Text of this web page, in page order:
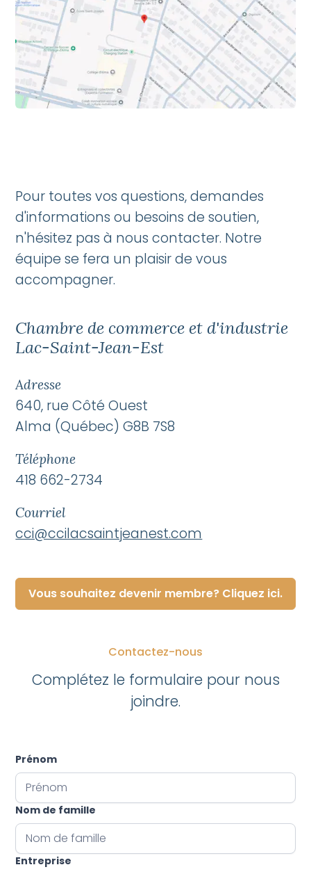
Pour toutes vos questions, demandes
d'informations ou besoins de soutien,
n'hésitez pas à nous contacter. Notre
équipe se fera un plaisir de vous
accompagner.
Chambre de commerce et d'industrie
Lac-Saint-Jean-Est
Adresse
640, rue Côté Ouest
Alma (Québec) G8B 7S8
Téléphone
418 662-2734
Courriel
cci@ccilacsaintjeanest.com
Vous souhaitez devenir membre? Cliquez ici.
Contactez-nous
Complétez le formulaire pour nous
joindre.
Prénom
Nom de famille
Entreprise